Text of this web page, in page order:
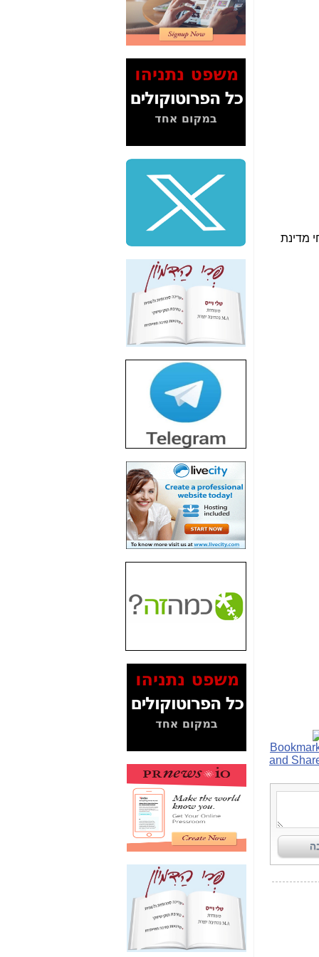
"תחי מדינת
2" על תעלולי השר
משה כחלון -כאן
המשך חשיפת הבלוף
ששמו "מהפיכת
הסלולר" ואיך מסרסים
כאן
סיכום ביקור בסיליקון
שלמה פילבר (עד
לאחרונה מנכ"ל משרד
התקשורת) - עד
מדינה? הצחקתם
"יש אפליה בחקירה"?
חשיפה: למה השר
משה כחלון לא נחקר
עד היום? -
כאן
חשיפת חשד לשחיתות
הדומה לזו של "תיק
הסלולר -
חשיפת מה שלא
רוצים שתדעו בעניין
פריסת אנלימיטד
(בניחוח בלתי נסבל) -
כאן
חשיפה: איוב קרא
אישר לקבוצת סלקום
בדיוק מה שביבי אישר
כאן
האם השר איוב קרא
היה צריך בכלל לחתום
על האישור, שנתן
האם ביבי וקרא קבלו
בכלל תמורה עבור
המסמכים בנושא בזק-
Yes (תיק 4000)
מוכיחים "תפירת תיק"
לאיש הלא נכון! -כאן
עובדות ומסמכים
האם ביבי כשר
תקשורת עזר לקב'
בזק? -כאן
מה מקור ה-Fake
News שהביא לתפירת
תיק לביבי והעלמת
החשודים הנכונים -כאן
אחת הרגליים של "תיק
4000 התפור"
התמוטטה היום
בניצחון (כפול) של בזק
-
כאן
איך כתבות מפנקות